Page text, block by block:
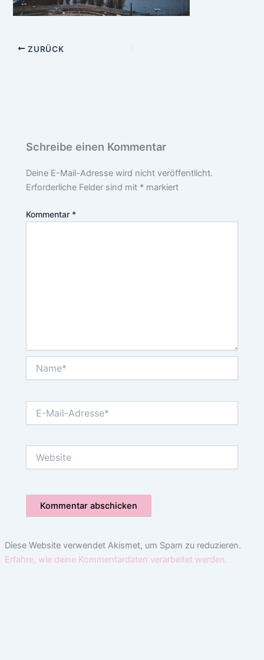
ZURÜCK
Schreibe einen Kommentar
Deine E-Mail-Adresse wird nicht veröffentlicht.
Erforderliche Felder sind mit * markiert
Kommentar *
Mail-
Diese Website verwendet Akismet, um Spam zu reduzieren.
Erfahre, wie deine Kommentardaten verarbeitet werden.